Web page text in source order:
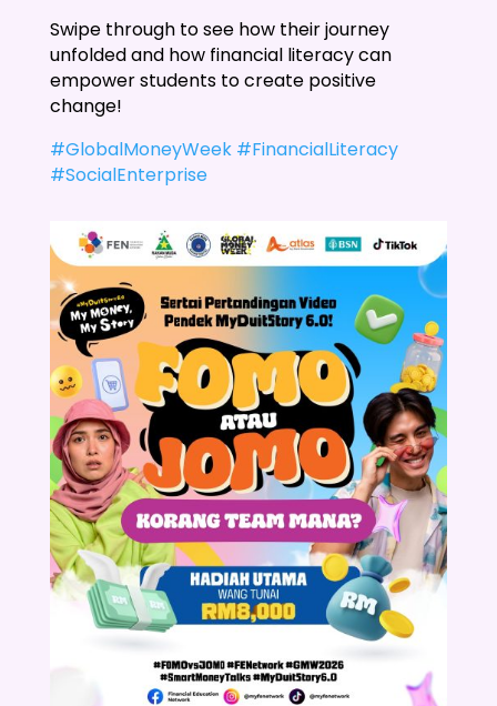
Swipe through to see how their journey
unfolded and how financial literacy can
empower students to create positive
change!
#GlobalMoneyWeek #FinancialLiteracy
#SocialEnterprise